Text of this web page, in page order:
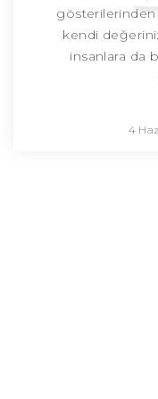
gösterilerinden
kendi
insanlara da
4